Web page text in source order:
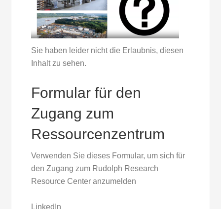
Sie haben leider nicht die Erlaubnis, diesen
Inhalt zu sehen.
Formular für den
Zugang zum
Ressourcenzentrum
Verwenden Sie dieses Formular, um sich für
den Zugang zum Rudolph Research
Resource Center anzumelden
LinkedIn